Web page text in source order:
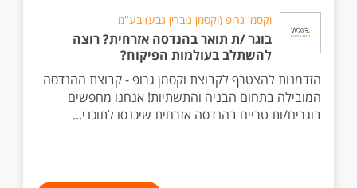
וקסמן גרופ (וקסמן גוברין גבע) בע"מ
בוגר /ת תואר בהנדסה אזרחית? רוצה
להשתלב בעולמות הפיקוח?
הזדמנות להצטרף לקבוצת וקסמן גרופ - קבוצת ההנדסה
המובילה בתחום הבניה והתשתיות! אנחנו מחפשים
בוגרים/ות טריים בהנדסה אזרחית שיכנסו לתוכני...